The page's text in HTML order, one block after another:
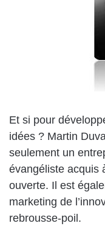
Et si pour
idées ? Martin
seulement un
évangéliste acquis
ouverte. Il est
marketing de
rebrousse-poil.